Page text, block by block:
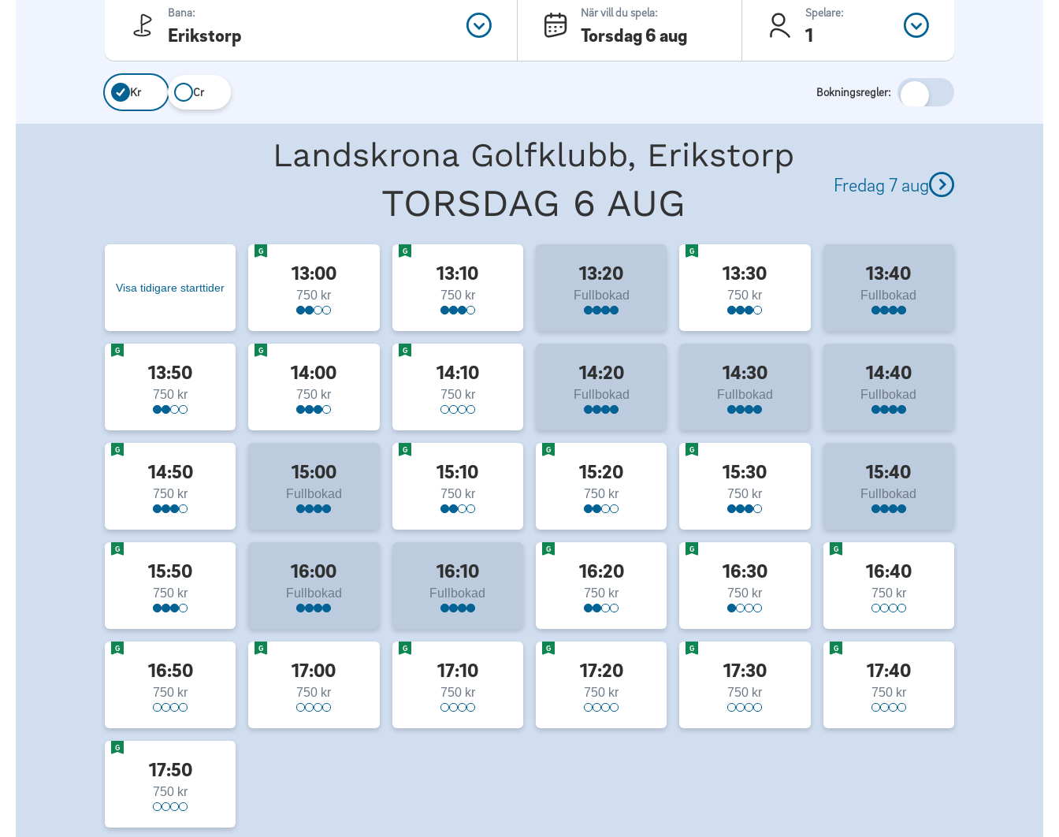
Bana:
Erikstorp
När vill du spela:
Torsdag 6 aug
Spelare:
1
Kr Cr Bokningsregler:
Landskrona Golfklubb, Erikstorp
TORSDAG 6 AUG Fredag 7 aug
Visa tidigare starttider
G
13:00
750 kr
G
13:10
750 kr
13:20
Fullbokad
G
13:30
750 kr
13:40
Fullbokad
G
13:50
750 kr
G
14:00
750 kr
G
14:10
750 kr
14:20
Fullbokad
14:30
Fullbokad
14:40
Fullbokad
G
14:50
750 kr
15:00
Fullbokad
G
15:10
750 kr
G
15:20
750 kr
G
15:30
750 kr
15:40
Fullbokad
G
15:50
750 kr
16:00
Fullbokad
16:10
Fullbokad
G
16:20
750 kr
G
16:30
750 kr
G
16:40
750 kr
G
16:50
750 kr
G
17:00
750 kr
G
17:10
750 kr
G
17:20
750 kr
G
17:30
750 kr
G
17:40
750 kr
G
17:50
750 kr